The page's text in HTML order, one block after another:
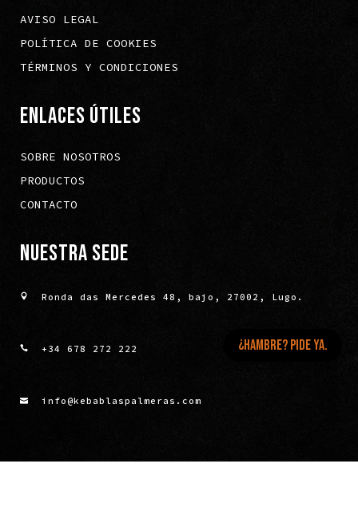
AVISO LEGAL
POLÍTICA DE COOKIES
TÉRMINOS Y CONDICIONES
ENLACES ÚTILES
SOBRE NOSOTROS
PRODUCTOS
CONTACTO
NUESTRA SEDE
Ronda das Mercedes 48, bajo, 27002, Lugo.
+34 678 272 222
info@kebablaspalmeras.com
¿HAMBRE? PIDE YA.